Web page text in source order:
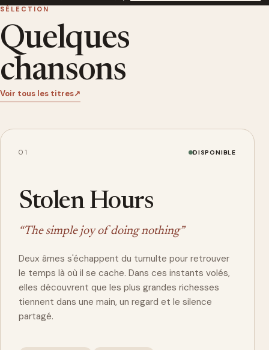
SÉLECTION
Quelques
chansons
Voir tous les titres
01 DISPONIBLE
Stolen Hours
“The simple joy of doing nothing”
Deux âmes s'échappent du tumulte pour retrouver
le temps là où il se cache. Dans ces instants volés,
elles découvrent que les plus grandes richesses
tiennent dans une main, un regard et le silence
partagé.